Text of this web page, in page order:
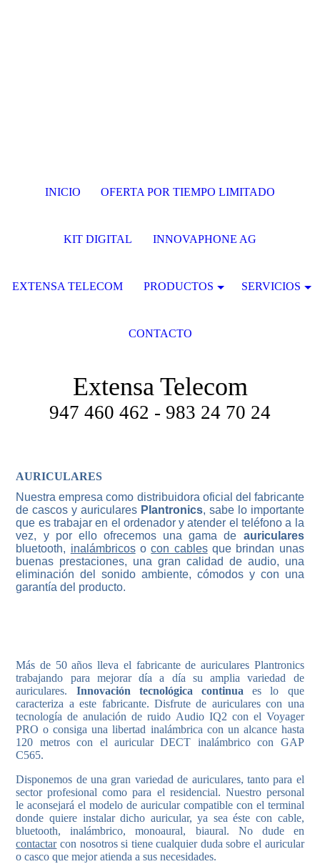
Extensa Telecom
947 460 462 - 983 24 70 24
AURICULARES
Nuestra empresa como distribuidora oficial del fabricante
de cascos y auriculares Plantronics, sabe lo importante
que es trabajar en el ordenador y atender el teléfono a la
vez, y por ello ofrecemos una gama de auriculares
bluetooth, inalámbricosocon cablesque brindan unas
buenas prestaciones, una gran calidad de audio, una
eliminación del sonido ambiente, cómodos y con una
garantía del producto.
Más de 50 años lleva el fabricante de auriculares Plantronics
trabajando para mejorar día a día su amplia variedad de
auriculares. Innovación tecnológica continua es lo que
caracteriza a este fabricante. Disfrute de auriculares con una
tecnología de anulación de ruido Audio IQ2 con el Voyager
PRO o consiga una libertad inalámbrica con un alcance hasta
120 metros con el auricular DECT inalámbrico con GAP
C565.
Disponemos de una gran variedad de auriculares, tanto para el
sector profesional como para el residencial. Nuestro personal
le aconsejará el modelo de auricular compatible con el terminal
donde quiere instalar dicho auricular, ya sea éste con cable,
bluetooth, inalámbrico, monoaural, biaural. No dude en
contactarcon nosotros si tiene cualquier duda sobre el auricular
o casco que mejor atienda a sus necesidades.
INICIO OFERTA POR TIEMPO LIMITADO
KIT DIGITAL INNOVAPHONE AG
EXTENSA TELECOM PRODUCTOS SERVICIOS
CONTACTO